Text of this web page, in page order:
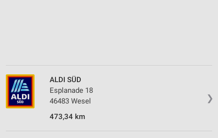
❯
ALDI SÜD
Esplanade 18
46483 Wesel
473,34 km